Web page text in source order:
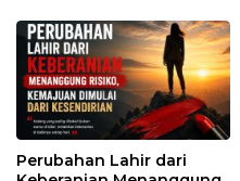
Perubahan Lahir dari